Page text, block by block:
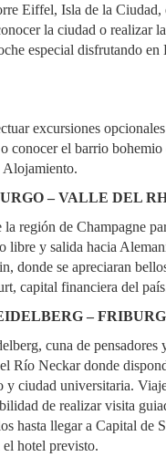
Eiffel, Isla de la
la ciudad o realizar
especial disfrutando
excursiones
conocer el barrio
Alojamiento.
– VALLE DEL
la región de Champagne
libre y salida hacia
donde se apreciaran
capital financiera del
–
cuna de pensadores
Río Neckar donde
y ciudad universitaria.
de realizar visita
hasta llegar a Capital de
hotel previsto.